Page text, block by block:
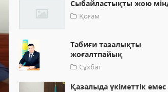
Сыбайластықты жою
Қоғам
Табиғи тазалықты
жоғалтпайық
Сұхбат
Қазалыда үкіметтік емес